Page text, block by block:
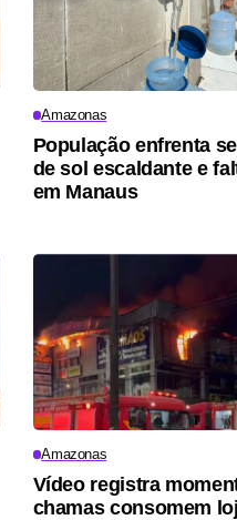
Amazonas
População enfrenta
de sol escaldante e
em Manaus
Amazonas
Vídeo registra
chamas consomem